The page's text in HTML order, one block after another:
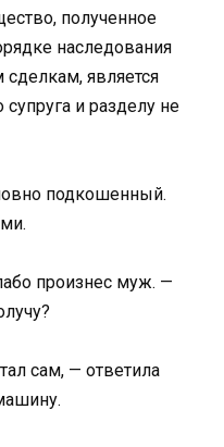
полученное
наследования
является
и разделу не
подкошенный.
произнес муж. —
сам, — ответила